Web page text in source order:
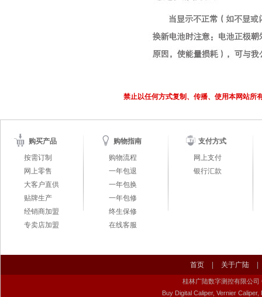
禁止以任何方式复制、传播、使用本网站所
购买产品
按需订制
网上零售
大客户直供
贴牌生产
经销商加盟
专卖店加盟
购物指南
购物流程
一年包退
一年包换
一年包修
终生保修
在线客服
支付方式
网上支付
银行汇款
首页 关于广陆
桂林广陆数字测控有限公司
Buy Digital Caliper, Vernier